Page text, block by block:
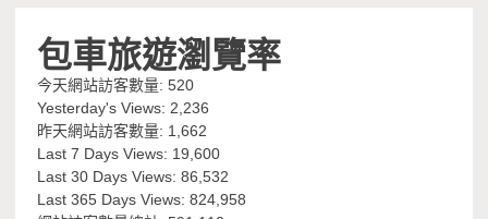
包車旅遊瀏覽率
今天網站訪客數量:520
Yesterday's Views: 2,236
昨天網站訪客數量: 1,662
Last 7 Days Views: 19,600
Last 30 Days Views:86,532
Last 365 Days Views:824,958